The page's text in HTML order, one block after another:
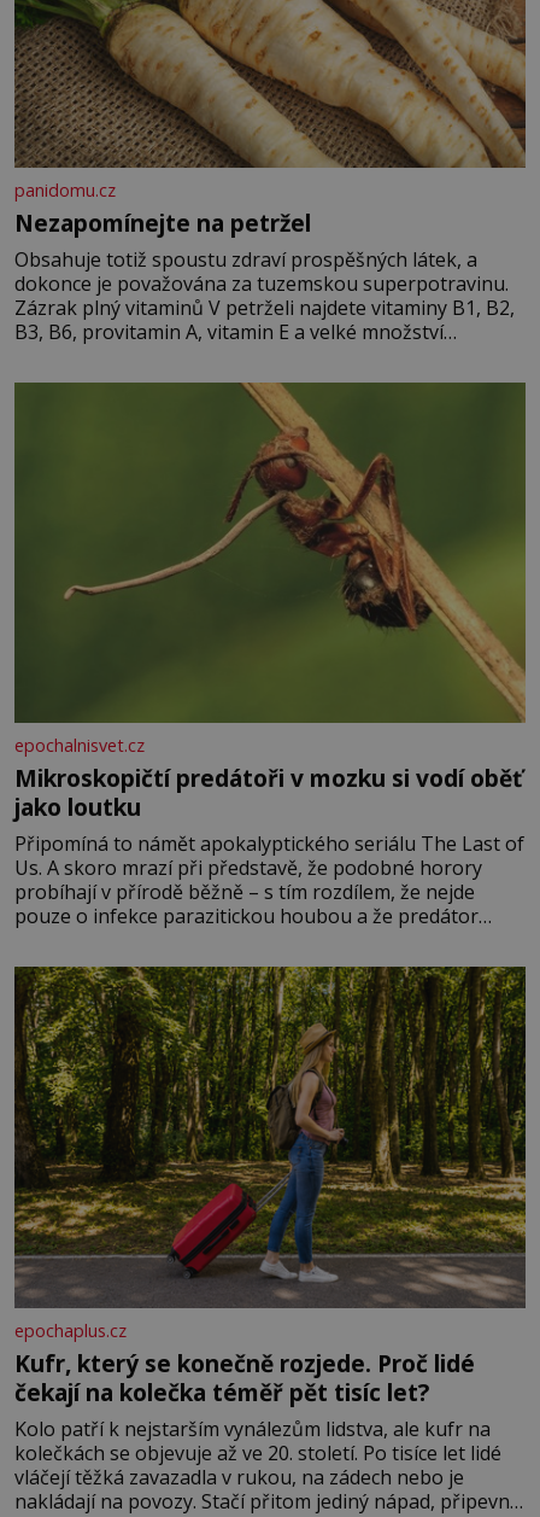
panidomu.cz
Nezapomínejte na petržel
Obsahuje totiž spoustu zdraví prospěšných látek, a
dokonce je považována za tuzemskou superpotravinu.
Zázrak plný vitaminů V petrželi najdete vitaminy B1, B2,
B3, B6, provitamin A, vitamin E a velké množství
pomeranč, v kořeni je také, ale je ho desetkrát méně), a
epochalnisvet.cz
Mikroskopičtí predátoři v mozku si vodí oběť
jako loutku
Připomíná to námět apokalyptického seriálu The Last of
Us. A skoro mrazí při představě, že podobné horory
probíhají v přírodě běžně – s tím rozdílem, že nejde
pouze o infekce parazitickou houbou a že predátor
živočichy, než je člověk. Najít skutečné zombie není nic
nemožného ani v naší přírodě.
epochaplus.cz
Kufr, který se konečně rozjede. Proč lidé
čekají na kolečka téměř pět tisíc let?
Kolo patří k nejstarším vynálezům lidstva, ale kufr na
kolečkách se objevuje až ve 20. století. Po tisíce let lidé
vláčejí těžká zavazadla v rukou, na zádech nebo je
nakládají na povozy. Stačí přitom jediný nápad, připevnit